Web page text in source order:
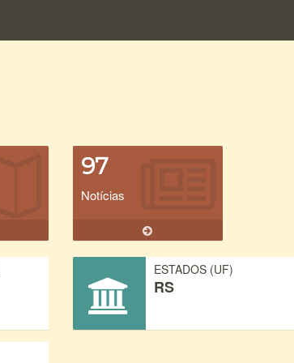
97
Notícias
ESTADOS (UF)
RS